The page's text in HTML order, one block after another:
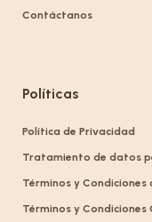
Contáctanos
Políticas
Política de Privacidad
Tratamiento de datos
Términos y Condiciones
Términos y Condiciones